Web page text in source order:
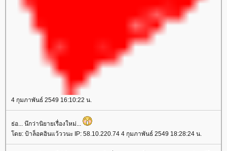
4 กุมภาพันธ์ 2549 16:10:22 น.
ธ่อ... นึกว่านิยายเรื่องใหม่...
ดย: ป้าล็อคอินแว้ววนะ IP: 58.10.220.74 4 กุมภาพันธ์ 2549 18:28:24 น.